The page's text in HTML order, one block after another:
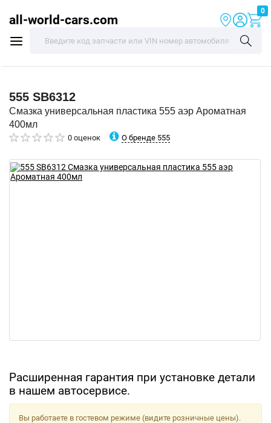
all-world-cars.com
0
555 SB6312
Смазка универсальная пластика 555 аэр Ароматная
400мл
0 оценок О бренде 555
Расширенная гарантия при установке детали
в нашем автосервисе.
Вы работаете в гостевом режиме (видите розничные цены).